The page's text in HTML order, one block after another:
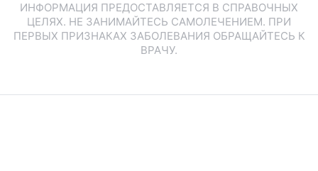
ИНФОРМАЦИЯ ПРЕДОСТАВЛЯЕТСЯ В СПРАВОЧНЫХ
ЦЕЛЯХ. НЕ ЗАНИМАЙТЕСЬ САМОЛЕЧЕНИЕМ. ПРИ
ПЕРВЫХ ПРИЗНАКАХ ЗАБОЛЕВАНИЯ ОБРАЩАЙТЕСЬ К
ВРАЧУ.